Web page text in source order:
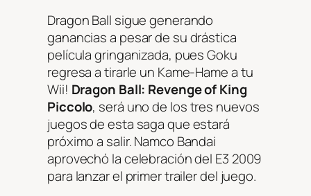
Dragon Ball sigue generando
ganancias a pesar de su drástica
película gringanizada, pues Goku
regresa a tirarle un Kame-Hame a tu
Wii! Dragon Ball: Revenge of King
Piccolo, será uno de los tres nuevos
juegos de esta saga que estará
próximo a salir. Namco Bandai
aprovechó la celebración del E3 2009
para lanzar el primer trailer del juego.